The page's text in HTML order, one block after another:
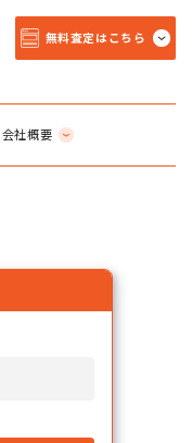
無料査定はこちら
会社概要